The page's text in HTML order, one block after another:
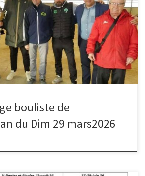
pour une journée de compétition et
heures de jeu, le club tarbais s’est
Le dimanche 29 mars 2026, l’espace
a accueilli le traditionnel challenge de
bouliste de
du Dim 29 mars2026